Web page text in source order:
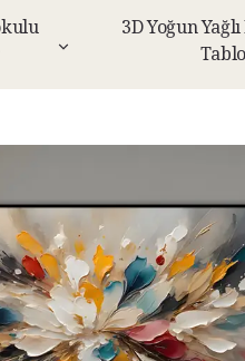
3D Yoğun